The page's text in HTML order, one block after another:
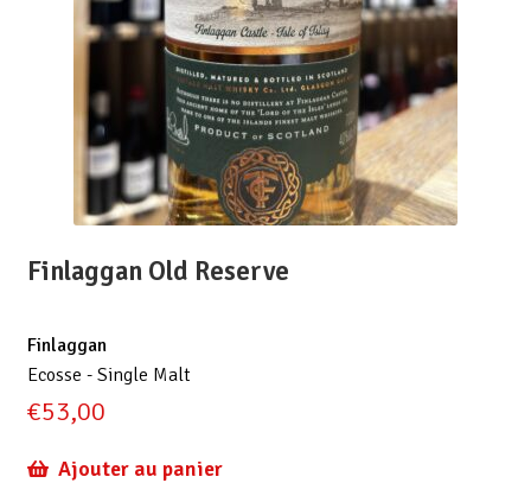
Finlaggan Old Reserve
Finlaggan
Ecosse - Single Malt
€53,00
Ajouter au panier